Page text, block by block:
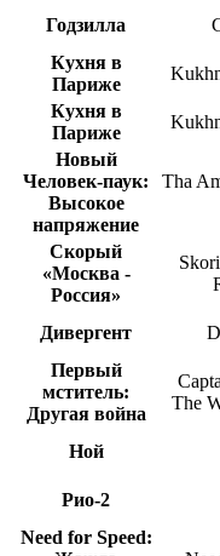
Годзилла
Кухня в
Париже
Кухня в
Париже
Новый
Человек-паук:
Высокое
напряжение
Tha
Скорый
«Москва -
Россия»
Дивергент
Первый
мститель:
Другая война
The
Ной
Рио-2
Need for Speed: